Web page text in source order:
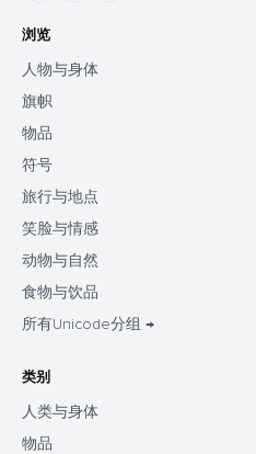
浏览
人物与身体
旗帜
物品
符号
旅行与地点
笑脸与情感
动物与自然
食物与饮品
所有Unicode分组 →
类别
人类与身体
物品